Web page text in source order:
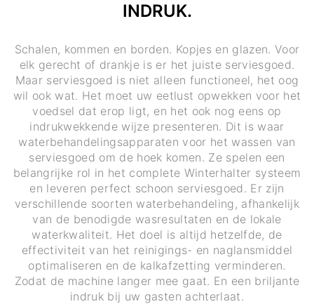
INDRUK.
Schalen, kommen en borden. Kopjes en glazen. Voor
elk gerecht of drankje is er het juiste serviesgoed.
Maar serviesgoed is niet alleen functioneel, het oog
wil ook wat. Het moet uw eetlust opwekken voor het
voedsel dat erop ligt, en het ook nog eens op
indrukwekkende wijze presenteren. Dit is waar
waterbehandelingsapparaten voor het wassen van
serviesgoed om de hoek komen. Ze spelen een
belangrijke rol in het complete Winterhalter systeem
en leveren perfect schoon serviesgoed. Er zijn
verschillende soorten waterbehandeling, afhankelijk
van de benodigde wasresultaten en de lokale
waterkwaliteit. Het doel is altijd hetzelfde, de
effectiviteit van het reinigings- en naglansmiddel
optimaliseren en de kalkafzetting verminderen.
Zodat de machine langer mee gaat. En een briljante
indruk bij uw gasten achterlaat.